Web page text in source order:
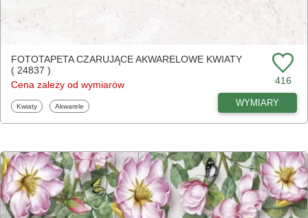
FOTOTAPETA CZARUJĄCE AKWARELOWE KWIATY
( 24837 )
Cena zależy od wymiarów
416
Fototapety
Kwiaty Fototapety
Akwarele WYMIARY